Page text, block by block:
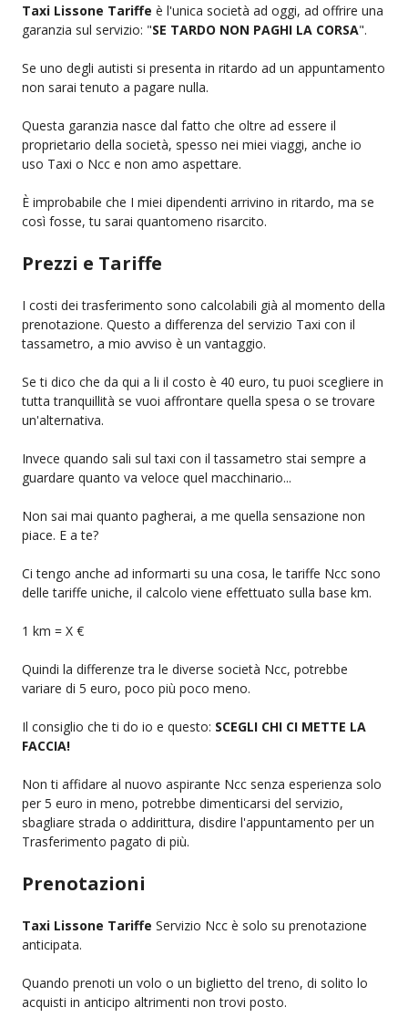
Taxi Lissone Tariffe è l'unica società ad oggi, ad offrire una
garanzia sul servizio: "SE TARDO NON PAGHI LA CORSA".
Se uno degli autisti si presenta in ritardo ad un appuntamento
non sarai tenuto a pagare nulla.
Questa garanzia nasce dal fatto che oltre ad essere il
proprietario della società, spesso nei miei viaggi, anche io
uso Taxi o Ncc e non amo aspettare.
È improbabile che I miei dipendenti arrivino in ritardo, ma se
così fosse, tu sarai quantomeno risarcito.
Prezzi e Tariffe
I costi dei trasferimento sono calcolabili già al momento della
prenotazione. Questo a differenza del servizio Taxi con il
tassametro, a mio avviso è un vantaggio.
Se ti dico che da qui a li il costo è 40 euro, tu puoi scegliere in
tutta tranquillità se vuoi affrontare quella spesa o se trovare
un'alternativa.
Invece quando sali sul taxi con il tassametro stai sempre a
guardare quanto va veloce quel macchinario...
Non sai mai quanto pagherai, a me quella sensazione non
piace. E a te?
Ci tengo anche ad informarti su una cosa, le tariffe Ncc sono
delle tariffe uniche, il calcolo viene effettuato sulla base km.
1 km = X €
Quindi la differenze tra le diverse società Ncc, potrebbe
variare di 5 euro, poco più poco meno.
Il consiglio che ti do io e questo: SCEGLI CHI CI METTE LA
FACCIA!
Non ti affidare al nuovo aspirante Ncc senza esperienza solo
per 5 euro in meno, potrebbe dimenticarsi del servizio,
sbagliare strada o addirittura, disdire l'appuntamento per un
Trasferimento pagato di più.
Prenotazioni
Taxi Lissone Tariffe Servizio Ncc è solo su prenotazione
anticipata.
Quando prenoti un volo o un biglietto del treno, di solito lo
acquisti in anticipo altrimenti non trovi posto.